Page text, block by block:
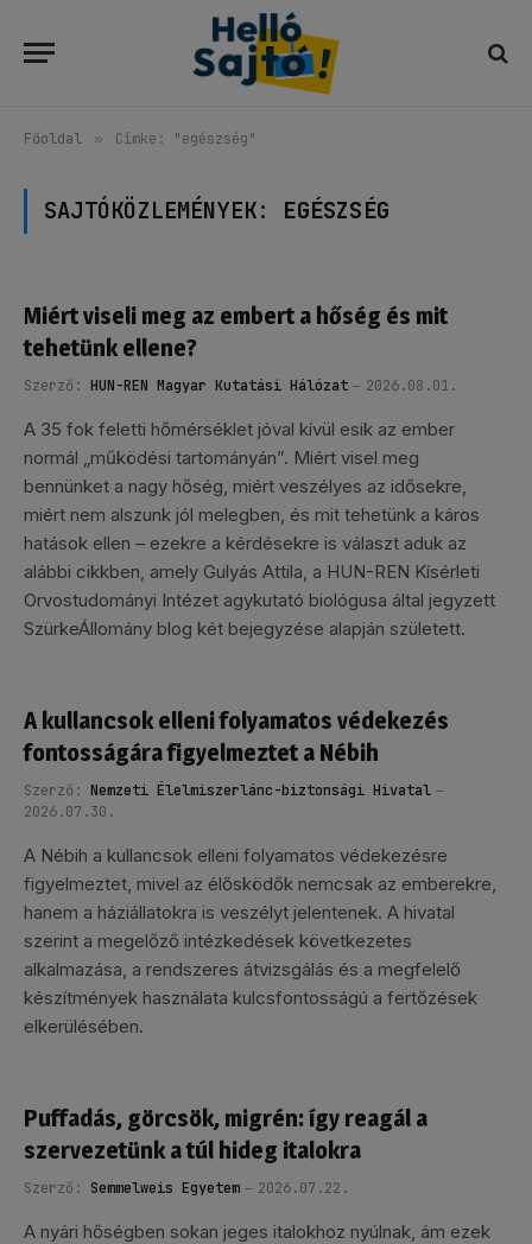
Főoldal » Címke: "egészség"
SAJTÓKÖZLEMÉNYEK: EGÉSZSÉG
Miért viseli meg az embert a hőség és mit
tehetünk ellene?
Szerző: HUN-REN Magyar Kutatási Hálózat 2026.08.01.
A 35 fok feletti hőmérséklet jóval kívül esik az ember
normál „működési tartományán”. Miért visel meg
bennünket a nagy hőség, miért veszélyes az idősekre,
miért nem alszunk jól melegben, és mit tehetünk a káros
hatások ellen – ezekre a kérdésekre is választ aduk az
alábbi cikkben, amely Gulyás Attila, a HUN-REN Kísérleti
Orvostudományi Intézet agykutató biológusa által jegyzett
SzürkeÁllomány blog két bejegyzése alapján született.
A kullancsok elleni folyamatos védekezés
fontosságára figyelmeztet a Nébih
Szerző: Nemzeti Élelmiszerlánc-biztonsági Hivatal
2026.07.30.
A Nébih a kullancsok elleni folyamatos védekezésre
figyelmeztet, mivel az élősködők nemcsak az emberekre,
hanem a háziállatokra is veszélyt jelentenek. A hivatal
szerint a megelőző intézkedések következetes
alkalmazása, a rendszeres átvizsgálás és a megfelelő
készítmények használata kulcsfontosságú a fertőzések
elkerülésében.
Puffadás, görcsök, migrén: így reagál a
szervezetünk a túl hideg italokra
Szerző: Semmelweis Egyetem 2026.07.22.
A nyári hőségben sokan jeges italokhoz nyúlnak, ám ezek